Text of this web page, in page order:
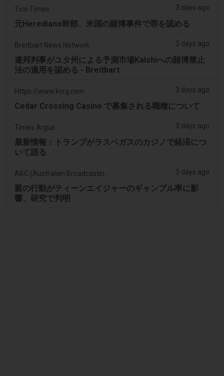
Tico Times 3 days ago
元Herediano幹部、米国の賭博事件で罪を認める
Breitbart News Network 3 days ago
連邦判事がユタ州による予測市場Kalshiへの賭博禁止
法の適用を認める - Breitbart
Https://www.kcrg.com 3 days ago
Cedar Crossing Casino で募集される職種について
Times Argus 3 days ago
最新情報：トランプがラスベガスのカジノで経済につ
いて語る
3 days ago
親の行動がティーンエイジャーのギャンブル率に影
響、研究で判明